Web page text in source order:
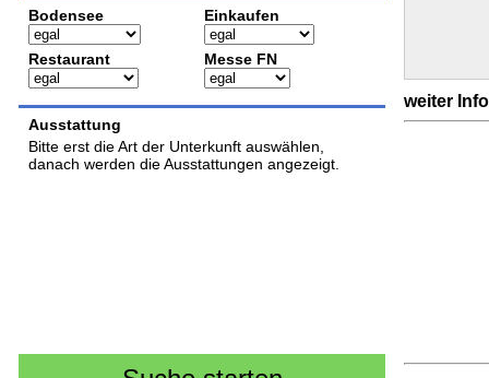
Bodensee Einkaufen
Restaurant Messe FN
Ausstattung
Bitte erst die Art der Unterkunft auswählen,
danach werden die Ausstattungen angezeigt.
weiter